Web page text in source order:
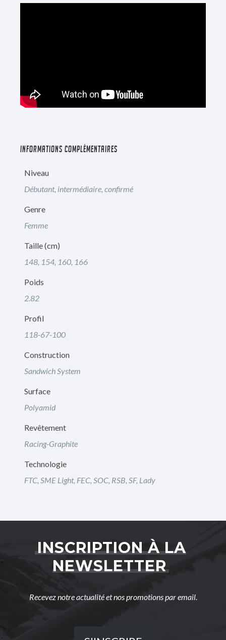
INFORMATIONS COMPLÉMENTAIRES
Niveau
Débutant, intermédiaire, confirmé
Genre
Femme
Taille (cm)
148, 154, 160, 166
Poids
2.82
Profil
118-67-100
Construction
Sandwich System
Surface
Polyamid
Revêtement
Racing-Graphite
Technologie
FTC, SME Light, FEC, SOC, RSB, SF, Lady
INSCRIPTION À LA
NEWSLETTER
Recevez notre actualité et nos promotions par email.